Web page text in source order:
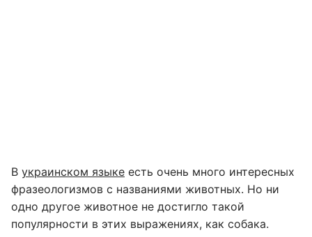
В украинском языке есть очень много интересных
фразеологизмов с названиями животных. Но ни
одно другое животное не достигло такой
популярности в этих выражениях, как собака.